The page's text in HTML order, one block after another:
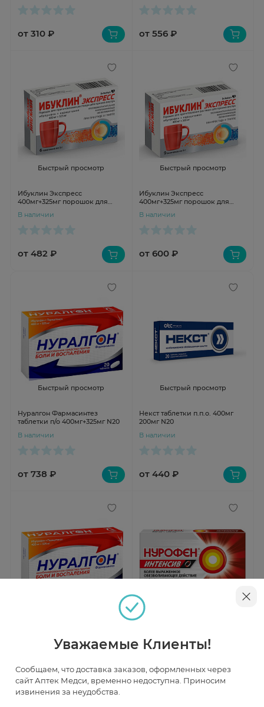
от 310 ₽ от 556 ₽
Быстрый просмотр
Ибуклин Экспресс
400мг+325мг порошок для
N6
В наличии
от 482 ₽
Быстрый просмотр
Ибуклин Экспресс
400мг+325мг порошок для
N9
В наличии
от 600 ₽
Быстрый просмотр
Нуралгон Фармасинтез
таблетки п/о 400мг+325мг N20
В наличии
от 738 ₽
Быстрый просмотр
Некст таблетки п.п.о. 400мг
200мг N20
В наличии
от 440 ₽
таблетки п/о 400мг+325мг N10
от 507 ₽
200мг+500мг N12
Уважаемые Клиенты!
Сообщаем, что доставка заказов, оформленных через
сайт Аптек Медси, временно недоступна. Приносим
извинения за неудобства.